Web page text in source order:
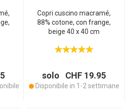
Copri cuscino macramé,
88% cotone, con frange,
beige 40 x 40 cm
solo CHF 19.95
Disponibile in 1-2 settimane